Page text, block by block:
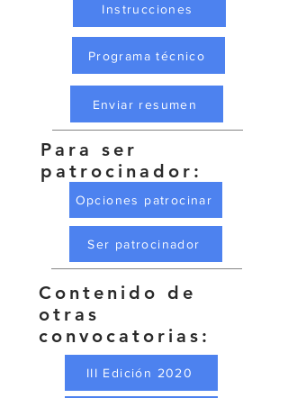
Instrucciones
Programa técnico
Enviar resumen
Para ser
patrocinador:
Opciones patrocinar
Ser patrocinador
Contenido de
otras
convocatorias:
III Edición 2020